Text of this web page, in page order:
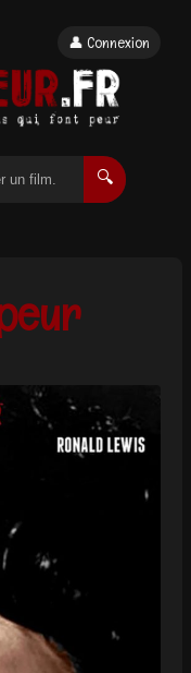
🔍
👤 Connexion